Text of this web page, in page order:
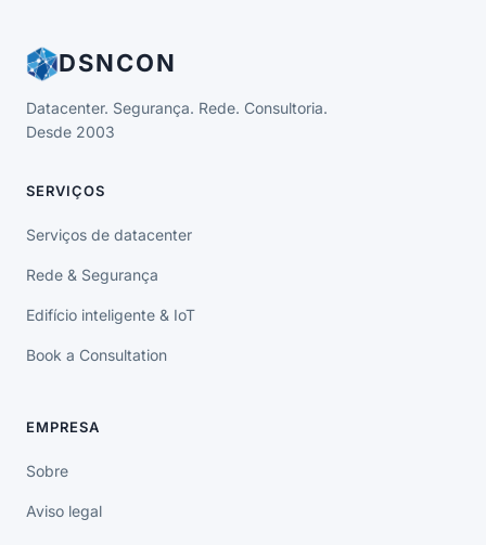
DSNCON
Datacenter. Segurança. Rede. Consultoria.
Desde 2003
SERVIÇOS
Serviços de datacenter
Rede & Segurança
Edifício inteligente & IoT
Book a Consultation
EMPRESA
Sobre
Aviso legal